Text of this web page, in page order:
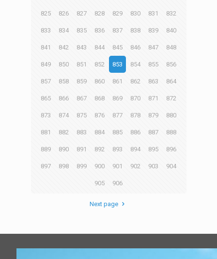
825 826 827 828 829 830 831 832
833 834 835 836 837 838 839 840
841 842 843 844 845 846 847 848
849 850 851 852 853 854 855 856
857 858 859 860 861 862 863 864
865 866 867 868 869 870 871 872
873 874 875 876 877 878 879 880
881 882 883 884 885 886 887 888
889 890 891 892 893 894 895 896
897 898 899 900 901 902 903 904
905 906
Next page